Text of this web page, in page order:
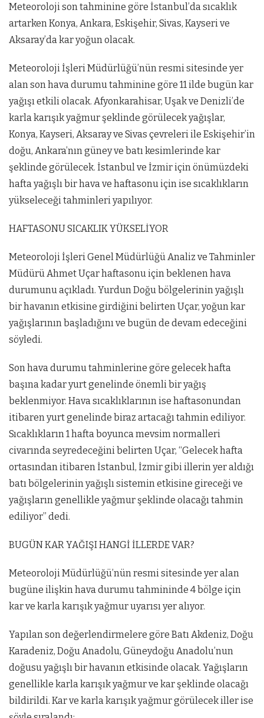
Meteoroloji son tahminine göre İstanbul’da sıcaklık
artarken Konya, Ankara, Eskişehir, Sivas, Kayseri ve
Aksaray’da kar yoğun olacak.
Meteoroloji İşleri Müdürlüğü’nün resmi sitesinde yer
alan son hava durumu tahminine göre 11 ilde bugün kar
yağışı etkili olacak. Afyonkarahisar, Uşak ve Denizli’de
karla karışık yağmur şeklinde görülecek yağışlar,
Konya, Kayseri, Aksaray ve Sivas çevreleri ile Eskişehir’in
doğu, Ankara’nın güney ve batı kesimlerinde kar
şeklinde görülecek. İstanbul ve İzmir için önümüzdeki
hafta yağışlı bir hava ve haftasonu için ise sıcaklıkların
yükseleceği tahminleri yapılıyor.
HAFTASONU SICAKLIK YÜKSELİYOR
Meteoroloji İşleri Genel Müdürlüğü Analiz ve Tahminler
Müdürü Ahmet Uçar haftasonu için beklenen hava
durumunu açıkladı. Yurdun Doğu bölgelerinin yağışlı
bir havanın etkisine girdiğini belirten Uçar, yoğun kar
yağışlarının başladığını ve bugün de devam edeceğini
söyledi.
Son hava durumu tahminlerine göre gelecek hafta
başına kadar yurt genelinde önemli bir yağış
beklenmiyor. Hava sıcaklıklarının ise haftasonundan
itibaren yurt genelinde biraz artacağı tahmin ediliyor.
Sıcaklıkların 1 hafta boyunca mevsim normalleri
civarında seyredeceğini belirten Uçar, “Gelecek hafta
ortasından itibaren İstanbul, İzmir gibi illerin yer aldığı
batı bölgelerinin yağışlı sistemin etkisine gireceği ve
yağışların genellikle yağmur şeklinde olacağı tahmin
ediliyor” dedi.
BUGÜN KAR YAĞIŞI HANGİ İLLERDE VAR?
Meteoroloji Müdürlüğü’nün resmi sitesinde yer alan
bugüne ilişkin hava durumu tahmininde 4 bölge için
kar ve karla karışık yağmur uyarısı yer alıyor.
Yapılan son değerlendirmelere göre Batı Akdeniz, Doğu
Karadeniz, Doğu Anadolu, Güneydoğu Anadolu’nun
doğusu yağışlı bir havanın etkisinde olacak. Yağışların
genellikle karla karışık yağmur ve kar şeklinde olacağı
bildirildi. Kar ve karla karışık yağmur görülecek iller ise